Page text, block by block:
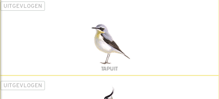
UITGEVLOGEN
TAPUIT
UITGEVLOGEN